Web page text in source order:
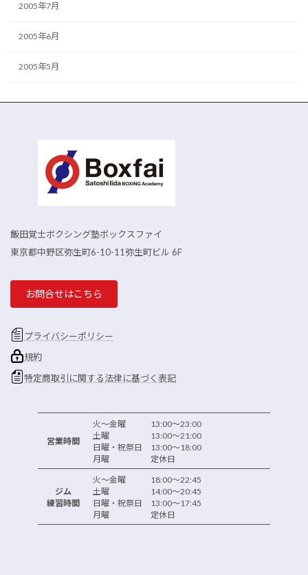
2005年7月
2005年6月
2005年5月
飯田覚士ボクシング塾ボックスファイ
東京都中野区弥生町6-10-11弥生町ビル 6F
お問合せはこちら
プライバシーポリシー
規約
特定商取引に関する法律に基づく表記
営業時間
火～金曜 13:00～23:00
土曜 13:00～21:00
日曜・祝祭日 13:00～18:00
月曜 定休日
ジム
練習時間
火～金曜 18:00～22:45
土曜 14:00～20:45
日曜・祝祭日 13:00～17:45
月曜 定休日